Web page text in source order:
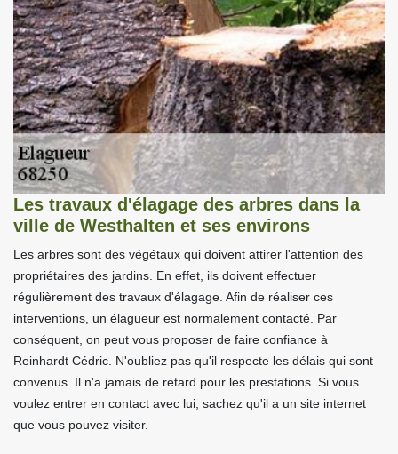
Les travaux d'élagage des arbres dans la
ville de Westhalten et ses environs
Les arbres sont des végétaux qui doivent attirer l'attention des
propriétaires des jardins. En effet, ils doivent effectuer
régulièrement des travaux d'élagage. Afin de réaliser ces
interventions, un élagueur est normalement contacté. Par
conséquent, on peut vous proposer de faire confiance à
Reinhardt Cédric. N'oubliez pas qu'il respecte les délais qui sont
convenus. Il n'a jamais de retard pour les prestations. Si vous
voulez entrer en contact avec lui, sachez qu'il a un site internet
que vous pouvez visiter.